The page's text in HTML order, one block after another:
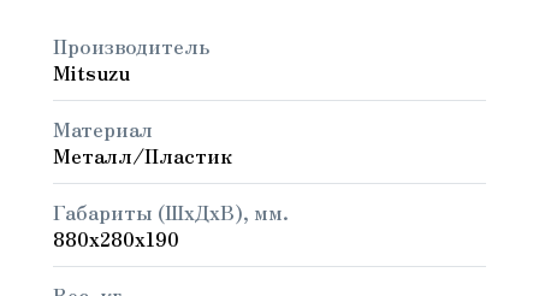
Производитель
Mitsuzu
Материал
Металл/Пластик
Габариты (ШxДxВ), мм.
880x280x190